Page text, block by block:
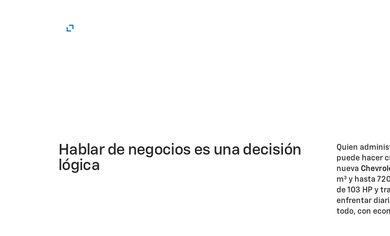
Hablar de negocios es una decisión
lógica
Quien
puede hacer
nueva
m³ y hasta
de 103 HP y
enfrentar
todo, con